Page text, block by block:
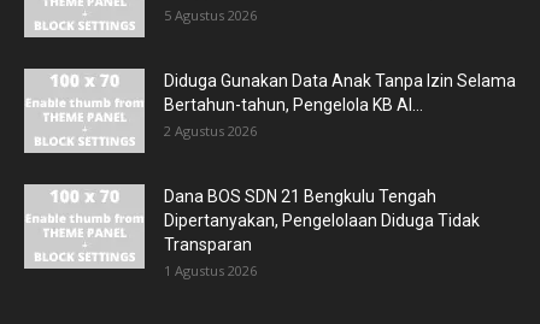
5 Agustus 2026
Diduga Gunakan Data Anak Tanpa Izin Selama
Bertahun-tahun, Pengelola KB Al...
2 Agustus 2026
Dana BOS SDN 21 Bengkulu Tengah
Dipertanyakan, Pengelolaan Diduga Tidak
Transparan
1 Agustus 2026